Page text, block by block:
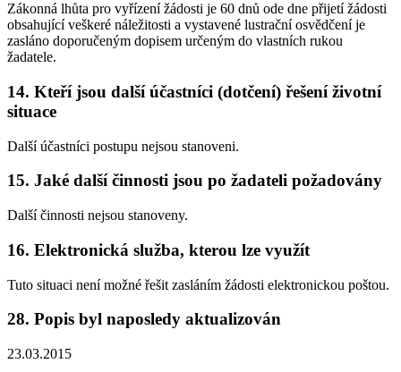
Zákonná lhůta pro vyřízení žádosti je 60 dnů ode dne přijetí žádosti
obsahující veškeré náležitosti a vystavené lustrační osvědčení je
zasláno doporučeným dopisem určeným do vlastních rukou
žadatele.
14. Kteří jsou další účastníci (dotčení) řešení životní
situace
Další účastníci postupu nejsou stanoveni.
15. Jaké další činnosti jsou po žadateli požadovány
Další činnosti nejsou stanoveny.
16. Elektronická služba, kterou lze využít
Tuto situaci není možné řešit zasláním žádosti elektronickou poštou.
28. Popis byl naposledy aktualizován
23.03.2015